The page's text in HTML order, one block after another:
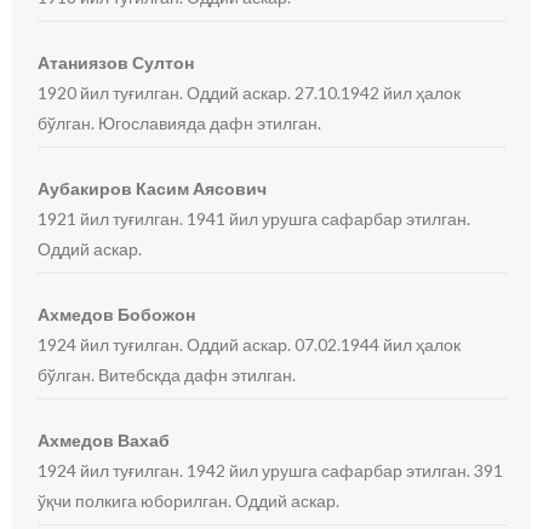
Атаниязов Султон
1920 йил туғилган. Оддий аскар. 27.10.1942 йил ҳалок
бўлган. Югославияда дафн этилган.
Аубакиров Касим Аясович
1921 йил туғилган. 1941 йил урушга сафарбар этилган.
Оддий аскар.
Ахмедов Бобожон
1924 йил туғилган. Оддий аскар. 07.02.1944 йил ҳалок
бўлган. Витебскда дафн этилган.
Ахмедов Вахаб
1924 йил туғилган. 1942 йил урушга сафарбар этилган. 391
ўқчи полкига юборилган. Оддий аскар.